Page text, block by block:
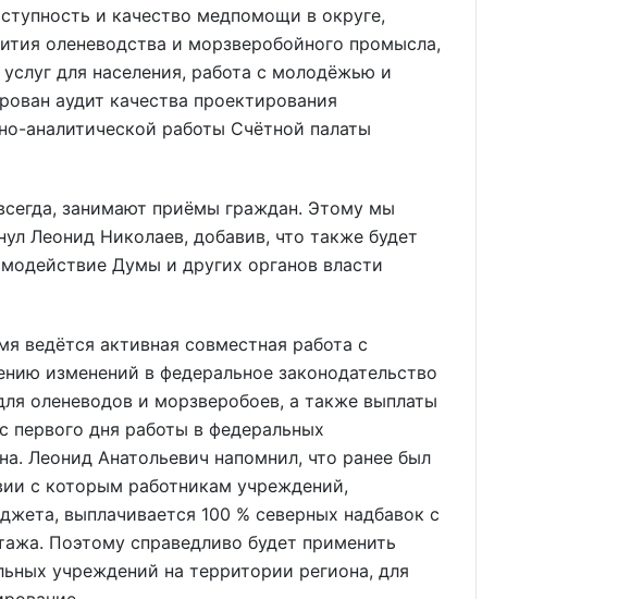
и качество медпомощи в округе,
оленеводства и морзверобойного промысла,
для населения, работа с молодёжью и
аудит качества проектирования
аналитической работы Счётной палаты
занимают приёмы граждан. Этому мы
Леонид Николаев, добавив, что также будет
Думы и других органов власти
ведётся активная совместная работа с
изменений в федеральное законодательство
оленеводов и морзверобоев, а также выплаты
первого дня работы в федеральных
Леонид Анатольевич напомнил, что ранее был
с которым работникам учреждений,
выплачивается 100 % северных надбавок с
Поэтому справедливо будет применить
учреждений на территории региона, для